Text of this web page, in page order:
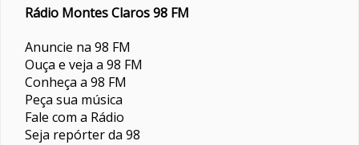
Rádio Montes Claros 98 FM
Anuncie na 98 FM
Ouça e veja a 98 FM
Conheça a 98 FM
Peça sua música
Fale com a Rádio
Seja repórter da 98